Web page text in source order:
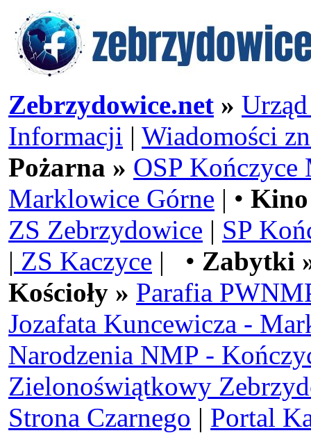
Zebrzydowice.net »
Informacji | Wiadomości
Pożarna » OSP Kończyce
Marklowice Górne | •
ZS Zebrzydowice | SP
| ZS Kaczyce | • Zabytki
Kościoły » Parafia
Jozafata Kuncewicza -
Narodzenia NMP -
Zielonoświątkowy
Strona Czarnego | Portal